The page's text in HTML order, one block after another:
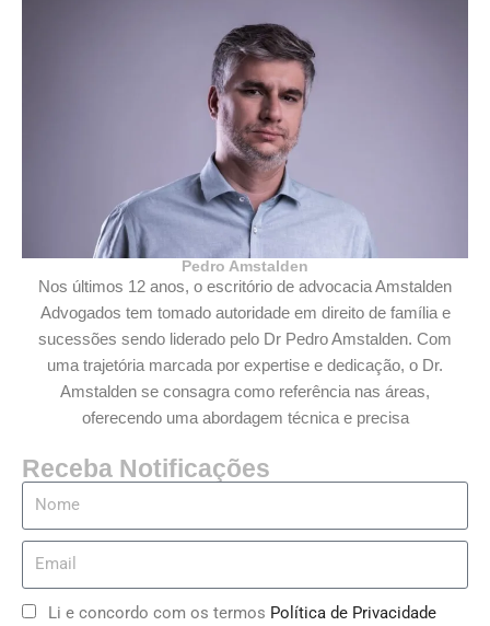
Pedro Amstalden
Nos últimos 12 anos, o escritório de advocacia Amstalden
Advogados tem tomado autoridade em direito de família e
sucessões sendo liderado pelo Dr Pedro Amstalden. Com
uma trajetória marcada por expertise e dedicação, o Dr.
Amstalden se consagra como referência nas áreas,
oferecendo uma abordagem técnica e precisa
Receba Notificações
Li e concordo com os termos Política de Privacidade